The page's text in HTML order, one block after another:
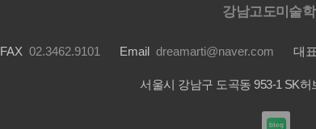
강남고도미술
FAX 02.3462.9101 Email dreamarti@naver.com 대표
서울시 강남구 도곡동 953-1 SK